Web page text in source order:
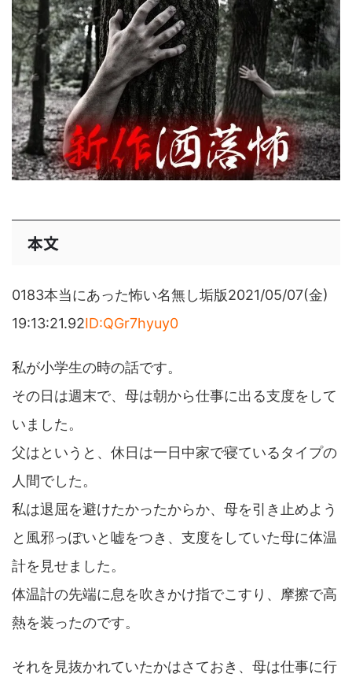
本文
0183本当にあった怖い名無し垢版2021/05/07(金)
19:13:21.92ID:QGr7hyuy0
私が小学生の時の話です。
その日は週末で、母は朝から仕事に出る支度をして
いました。
父はというと、休日は一日中家で寝ているタイプの
人間でした。
私は退屈を避けたかったからか、母を引き止めよう
と風邪っぽいと嘘をつき、支度をしていた母に体温
計を見せました。
体温計の先端に息を吹きかけ指でこすり、摩擦で高
熱を装ったのです。
それを見抜かれていたかはさておき、母は仕事に行